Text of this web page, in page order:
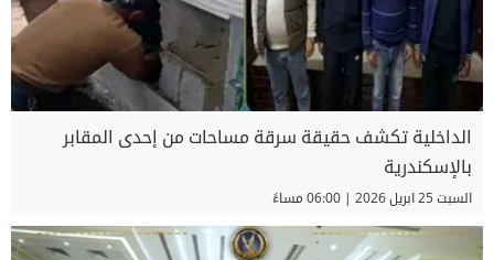
الداخلية تكشف حقيقة سرقة مساحات من إحدى المقابر
بالإسكندرية
السبت 25 ابريل 2026 | 06:00 مساءً